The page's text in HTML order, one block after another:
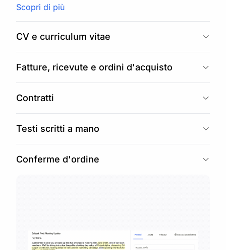
Scopri di più
CV e curriculum vitae
Fatture, ricevute e ordini d'acquisto
Contratti
Testi scritti a mano
Conferme d'ordine